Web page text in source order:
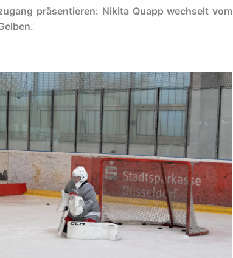
präsentieren: Nikita Quapp wechselt vom